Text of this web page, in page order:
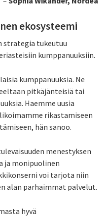
ekosysteemi
strategia tukeutuu
kumppanuuksiin.
kumppanuuksia. Ne
pitkäjänteisiä tai
Haemme uusia
rikastamiseen
hän sanoo.
menestyksen
ja monipuolinen
voi tarjota niin
alan parhaimmat palvelut.
hyvä